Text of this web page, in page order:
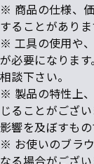
※ 商品の仕様、
することがありま
※ 工具の使用や
が必要になりま
相談下さい。
※ 製品の特性上
じることがござ
影響を及ぼすもの
※ お使いのブラ
なる場合がござい